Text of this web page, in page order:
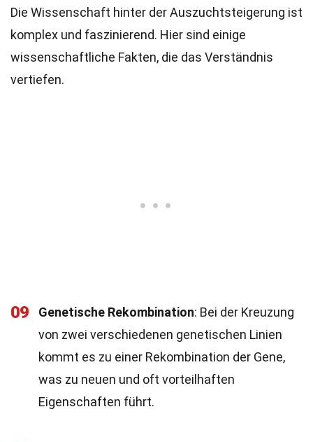
Die Wissenschaft hinter der Auszuchtsteigerung ist
komplex und faszinierend. Hier sind einige
wissenschaftliche Fakten, die das Verständnis
vertiefen.
09 Genetische Rekombination: Bei der Kreuzung
von zwei verschiedenen genetischen Linien
kommt es zu einer Rekombination der Gene,
was zu neuen und oft vorteilhaften
Eigenschaften führt.